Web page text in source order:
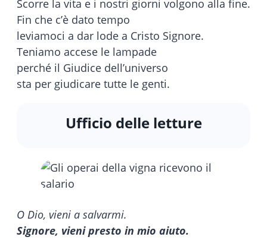
Scorre la vita e i nostri giorni volgono alla fine.
Fin che c’è dato tempo
leviamoci a dar lode a Cristo Signore.
Teniamo accese le lampade
perché il Giudice dell’universo
sta per giudicare tutte le genti.
Ufficio delle letture
O Dio, vieni a salvarmi.
Signore, vieni presto in mio aiuto.